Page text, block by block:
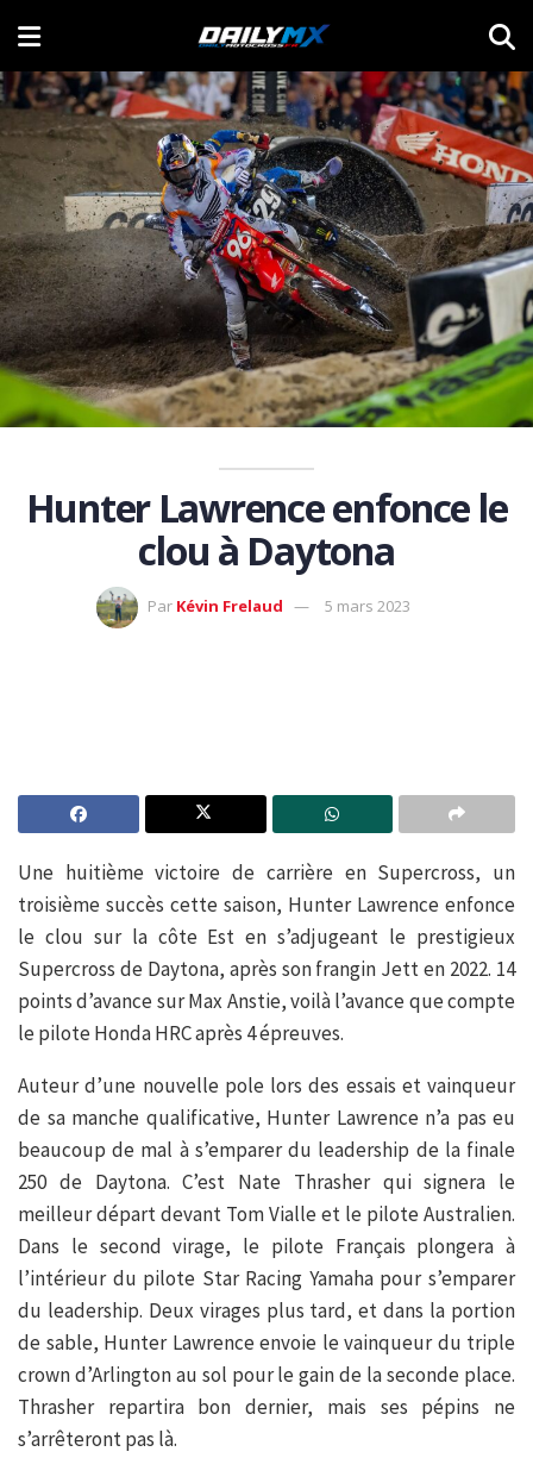
Hunter Lawrence enfonce le
clou à Daytona
Par Kévin Frelaud 5 mars 2023
Une huitième victoire de carrière en Supercross, un
troisième succès cette saison, Hunter Lawrence enfonce
le clou sur la côte Est en s’adjugeant le prestigieux
Supercross de Daytona, après son frangin Jett en 2022. 14
points d’avance sur Max Anstie, voilà l’avance que compte
le pilote Honda HRC après 4 épreuves.
Auteur d’une nouvelle pole lors des essais et vainqueur
de sa manche qualificative, Hunter Lawrence n’a pas eu
beaucoup de mal à s’emparer du leadership de la finale
250 de Daytona. C’est Nate Thrasher qui signera le
meilleur départ devant Tom Vialle et le pilote Australien.
Dans le second virage, le pilote Français plongera à
l’intérieur du pilote Star Racing Yamaha pour s’emparer
du leadership. Deux virages plus tard, et dans la portion
de sable, Hunter Lawrence envoie le vainqueur du triple
crown d’Arlington au sol pour le gain de la seconde place.
Thrasher repartira bon dernier, mais ses pépins ne
s’arrêteront pas là.